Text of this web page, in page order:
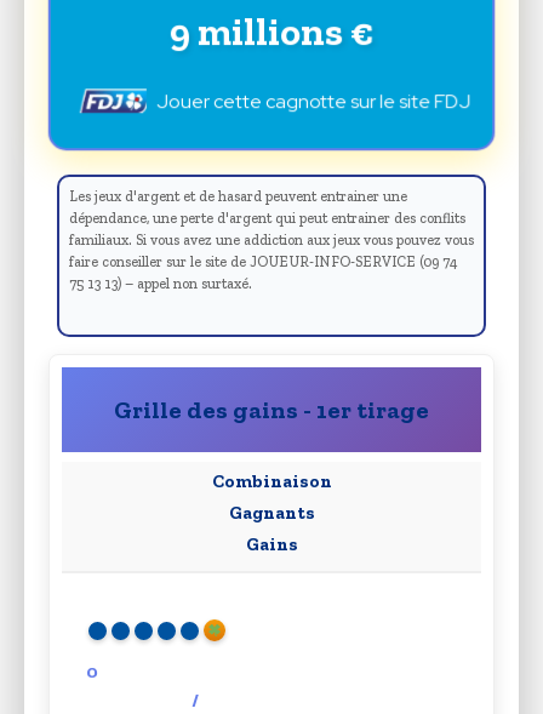
9 millions €
Jouer cette cagnotte sur le site FDJ
Les jeux d'argent et de hasard peuvent entrainer une
dépendance, une perte d'argent qui peut entrainer des conflits
familiaux. Si vous avez une addiction aux jeux vous pouvez vous
faire conseiller sur le site de JOUEUR-INFO-SERVICE (09 74
75 13 13) – appel non surtaxé.
Grille des gains - 1er tirage
Combinaison
Gagnants
Gains
0
/